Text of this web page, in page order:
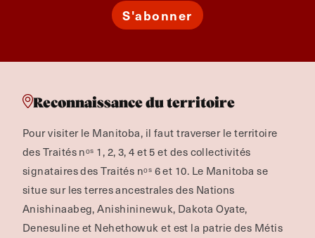
S'abonner
Reconnaissance du territoire
Pour visiter le Manitoba, il faut traverser le territoire
des Traités nᵒˢ 1, 2, 3, 4 et 5 et des collectivités
signataires des Traités nᵒˢ 6 et 10. Le Manitoba se
situe sur les terres ancestrales des Nations
Anishinaabeg, Anishininewuk, Dakota Oyate,
Denesuline et Nehethowuk et est la patrie des Métis